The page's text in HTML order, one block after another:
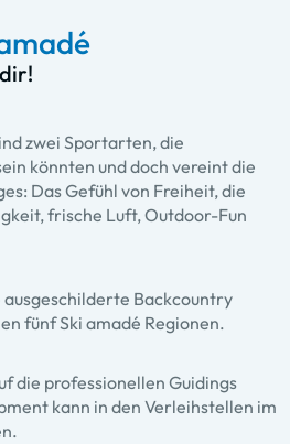
zwei Sportarten, die
könnten und doch vereint die
Das Gefühl von Freiheit, die
frische Luft, Outdoor-Fun
Backcountry
fünf Ski amadé Regionen.
die professionellen Guidings
kann in den Verleihstellen im